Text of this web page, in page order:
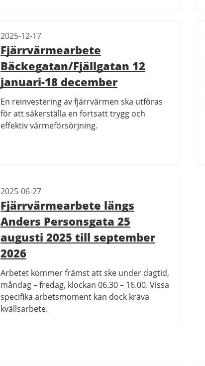
Fjärrvärmearbete
Bäckegatan/Fjällgatan 12
januari-18 december
2025-12-17
En reinvestering av fjärrvärmen ska utföras
för att säkerställa en fortsatt trygg och
effektiv värmeförsörjning.
Fjärrvärmearbete längs
Anders Personsgata 25
augusti 2025 till september
2026
2025-06-27
Arbetet kommer främst att ske under dagtid,
måndag – fredag, klockan 06.30 – 16.00. Vissa
specifika arbetsmoment kan dock kräva
kvällsarbete.